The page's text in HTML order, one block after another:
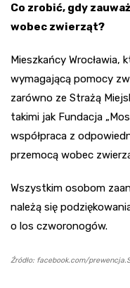
Co zrobić, gdy
wobec zwierząt?
Mieszkańcy
wymagającą pomocy
zarówno ze Strażą
takimi jak Fundacja
współpraca z
przemocą wobec
Wszystkim osobom
należą się
o los czworonogów.
Źródło: facebook.com/